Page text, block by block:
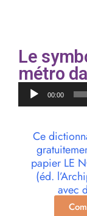
Le
métro
Lecteur
audio00:00
Ce
papier LE
(éd.
avec